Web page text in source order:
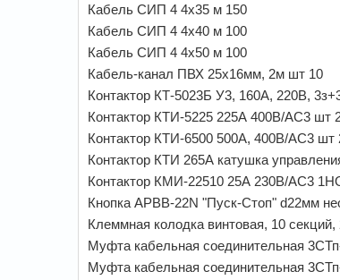
Кабель СИП 4 4х35 м 150
Кабель СИП 4 4х40 м 100
Кабель СИП 4 4х50 м 100
Кабель-канал ПВХ 25х16мм, 2м шт 10
Контактор КТ-5023Б У3, 160А, 220В,
Контактор КТИ-5225 225А 400В/АС3 шт
Контактор КТИ-6500 500А, 400В/АС3 шт
Контактор КТИ 265А катушка
Контактор КМИ-22510 25А 230В/АС3
Кнопка APВВ-22N "Пуск-Стоп" d22мм
Клеммная колодка винтовая, 10
Муфта кабельная соединительная
Муфта кабельная соединительная